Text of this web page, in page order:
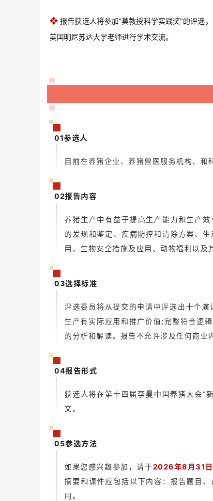
❖ 报告获选人将参加“莫教授科学实践奖”的评选
美国明尼苏达大学老师进行学术交流。
01参选人
目前在养猪企业、养猪兽医服务机构、和
02报告内容
养猪生产中有益于提高生产能力和生产
的发现和鉴定、疾病防控和清除方案、
用、生物安全措施及应用、动物福利以及
03选择标准
评选委员将从提交的申请中评选出十个
生产有实际应用和推广价值;完整符合逻
的分析和解读。报告不允许涉及任何商业
04报告形式
获选人将在第十四届李曼中国养猪大会“
文。
05参选方法
如果您感兴趣参加，请于2026年8月31
摘要和课件应包括以下内容：报告题目
用。